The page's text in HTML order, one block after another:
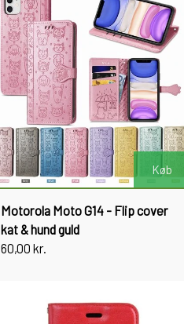
Køb
Motorola Moto G14 - Flip cover
kat & hund guld
60,00 kr.